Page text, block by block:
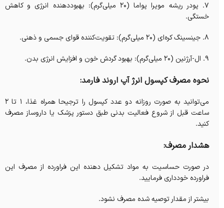
7. پودر ریشه مویرا پواما (۲۰ میلی‌گرم): بهبوددهنده انرژی و کاهش
خستگی.
8. جینسینگ کره‌ای (۲۰ میلی‌گرم): تقویت‌کننده قوای جسمی و ذهنی.
9. ال-آرژنین (۲۰ میلی‌گرم): بهبود گردش خون و افزایش انرژی بدن.
نحوه مصرف کپسول انرژ آپ اروند فارمد:
می‌توانید به صورت روزانه دو عدد کپسول را ترجیحا همراه غذا، 1 تا 2
ساعت قبل از شروع فعالیت بدنی طبق دستور پزشک یا داروساز مصرف
کنید.
هشدار مصرف:
در صورت حساسیت به مواد تشکیل دهنده این فراورده از مصرف این
فراورده خودداری فرمایید.
بیشتر از مقدار توصیه شده مصرف نشود.